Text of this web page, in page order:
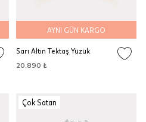
AYNI GÜN KARGO
Sarı Altın Tektaş Yüzük
20.890 ₺
Çok Satan